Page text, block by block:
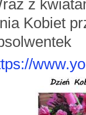
z
Kobiet